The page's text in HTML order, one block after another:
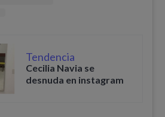
Tendencia
Cecilia Navia se
desnuda en instagram